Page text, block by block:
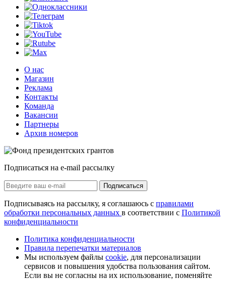
О нас
Магазин
Реклама
Контакты
Команда
Вакансии
Партнеры
Архив номеров
Подписаться на e-mail рассылку
Подписаться
Подписываясь на рассылку, я соглашаюсь с правилами
обработки персональных данных в соответствии с Политикой
конфиденциальности
Политика конфиденциальности
Правила перепечатки материалов
Мы используем файлы cookie, для персонализации
сервисов и повышения удобства пользования сайтом.
Если вы не согласны на их использование, поменяйте